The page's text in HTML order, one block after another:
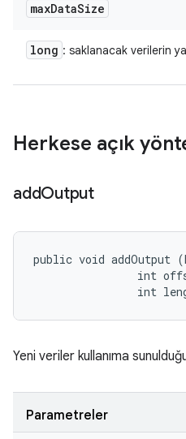
maxDataSize
long : saklanacak verilerin
Herkese açık
addOutput
public void addOutput
int
int
Yeni veriler kullanıma
Parametreler